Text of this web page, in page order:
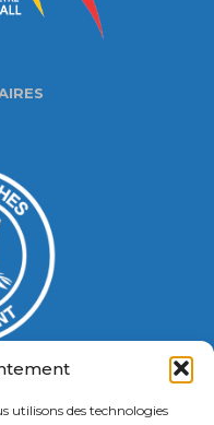
utilisons des technologies